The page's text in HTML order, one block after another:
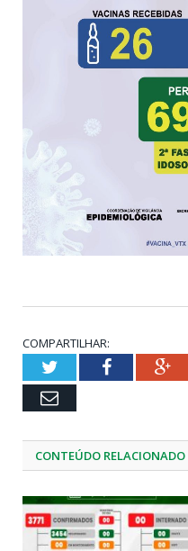
COMPARTILHAR:
TwitterFacebook
Email
CONTEÚDO RELACIONADO